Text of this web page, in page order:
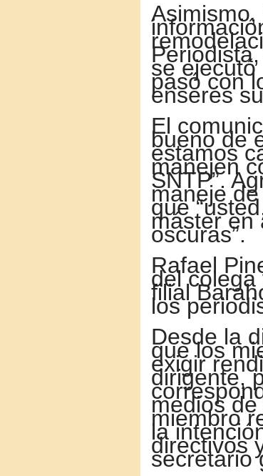
Asimismo,
se
pasó con
enseres
El
bueno de
estamos
manejen
SNTP”.
maneje
que
máster en
oscuras”.
Rafael
del
filial
los
Desde la
que los
exigir
dirigente,
medios
miembro
la
directivos
secretario